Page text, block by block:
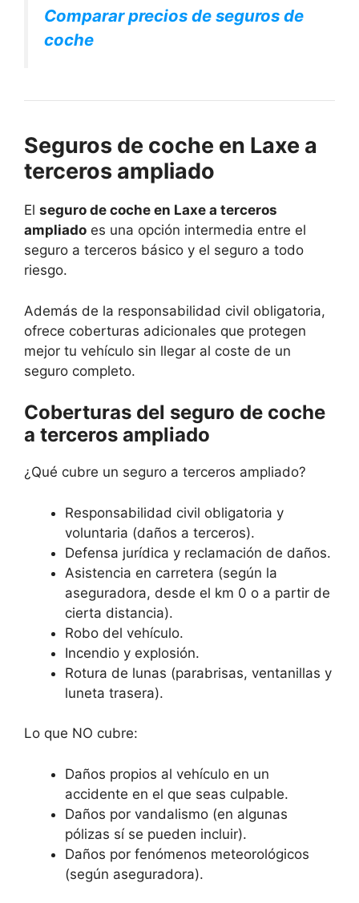
Comparar precios de seguros de
coche
Seguros de coche en Laxe a
terceros ampliado
El seguro de coche en Laxe a terceros
ampliado es una opción intermedia entre el
seguro a terceros básico y el seguro a todo
riesgo.
Además de la responsabilidad civil obligatoria,
ofrece coberturas adicionales que protegen
mejor tu vehículo sin llegar al coste de un
seguro completo.
Coberturas del seguro de coche
a terceros ampliado
¿Qué cubre un seguro a terceros ampliado?
Responsabilidad civil obligatoria y
voluntaria (daños a terceros).
Defensa jurídica y reclamación de daños.
Asistencia en carretera (según la
aseguradora, desde el km 0 o a partir de
cierta distancia).
Robo del vehículo.
Incendio y explosión.
Rotura de lunas (parabrisas, ventanillas y
luneta trasera).
Lo que NO cubre:
Daños propios al vehículo en un
accidente en el que seas culpable.
Daños por vandalismo (en algunas
pólizas sí se pueden incluir).
Daños por fenómenos meteorológicos
(según aseguradora).